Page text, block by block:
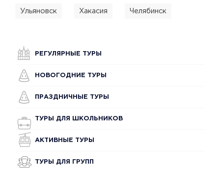
Ульяновск Хакасия Челябинск
РЕГУЛЯРНЫЕ ТУРЫ
НОВОГОДНИЕ ТУРЫ
ПРАЗДНИЧНЫЕ ТУРЫ
ТУРЫ ДЛЯ ШКОЛЬНИКОВ
АКТИВНЫЕ ТУРЫ
ТУРЫ ДЛЯ ГРУПП